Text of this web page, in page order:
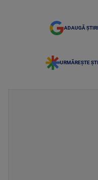
ADAUGĂ
URMĂREȘTE